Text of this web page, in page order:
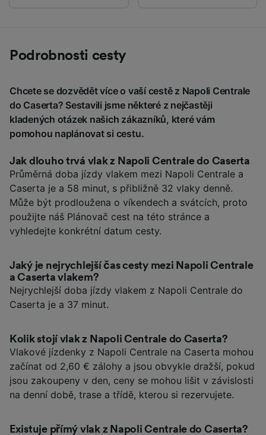
Podrobnosti cesty
Chcete se dozvědět více o vaší cestě z Napoli Centrale
do Caserta? Sestavili jsme některé z nejčastěji
kladených otázek našich zákazníků, které vám
pomohou naplánovat si cestu.
Jak dlouho trvá vlak z Napoli Centrale do Caserta
Průměrná doba jízdy vlakem mezi Napoli Centrale a
Caserta je a 58 minut, s přibližně 32 vlaky denně.
Může být prodloužena o víkendech a svátcích, proto
použijte náš Plánovač cest na této stránce a
vyhledejte konkrétní datum cesty.
Jaký je nejrychlejší čas cesty mezi Napoli Centrale
a Caserta vlakem?
Nejrychlejší doba jízdy vlakem z Napoli Centrale do
Caserta je a 37 minut.
Kolik stojí vlak z Napoli Centrale do Caserta?
Vlakové jízdenky z Napoli Centrale na Caserta mohou
začínat od 2,60 € zálohy a jsou obvykle dražší, pokud
jsou zakoupeny v den, ceny se mohou lišit v závislosti
na denní době, trase a třídě, kterou si rezervujete.
Existuje přímý vlak z Napoli Centrale do Caserta?